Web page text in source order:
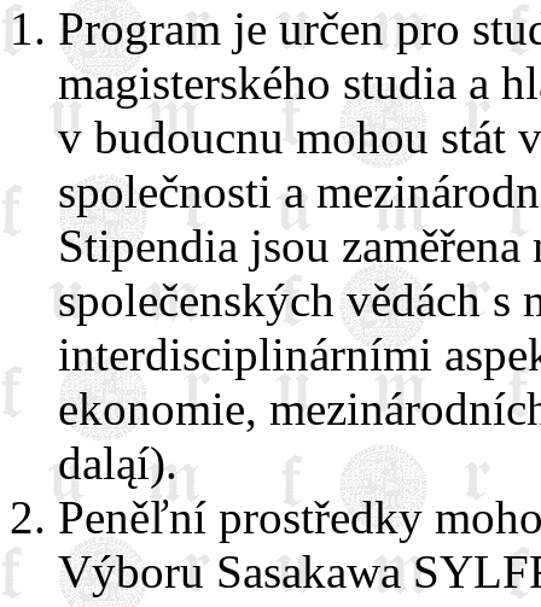
Program je určen pro
magisterského studia a
v budoucnu mohou stát
společnosti a
Stipendia jsou
společenských vědách s
interdisciplinárními
ekonomie,
daląí).
Peněľní prostředky
Výboru Sasakawa